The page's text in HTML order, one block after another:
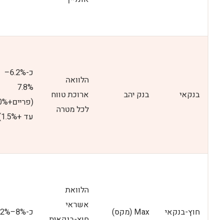
השוואת תרחישים ובחירת האופציה הנכונה
בנקאי בנק יהב
הלוואה
ארוכת טווח
לכל מטרה
כ-6.2%–
7.8%
עד +1.5%)
חוץ-בנקאי Max (מקס)
הלוואת
אשראי
כ-8%–12%